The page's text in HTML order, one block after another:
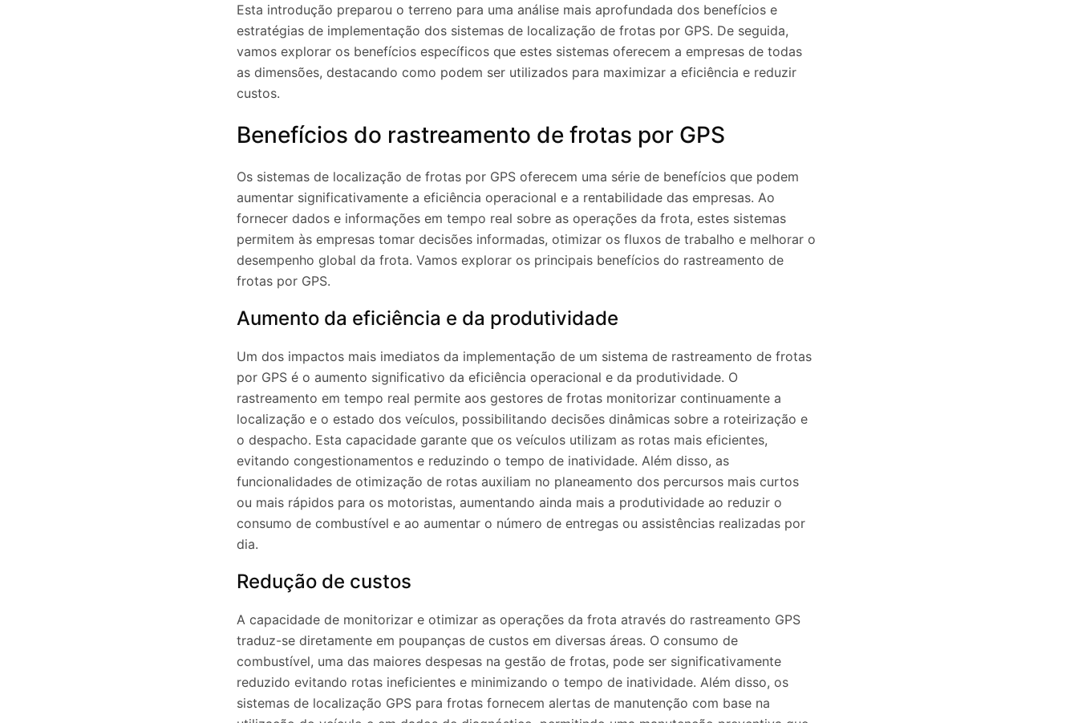
Esta introdução preparou o terreno para uma análise mais aprofundada dos benefícios e
estratégias de implementação dos sistemas de localização de frotas por GPS. De seguida,
vamos explorar os benefícios específicos que estes sistemas oferecem a empresas de todas
as dimensões, destacando como podem ser utilizados para maximizar a eficiência e reduzir
custos.
Benefícios do rastreamento de frotas por GPS
Os sistemas de localização de frotas por GPS oferecem uma série de benefícios que podem
aumentar significativamente a eficiência operacional e a rentabilidade das empresas. Ao
fornecer dados e informações em tempo real sobre as operações da frota, estes sistemas
permitem às empresas tomar decisões informadas, otimizar os fluxos de trabalho e melhorar o
desempenho global da frota. Vamos explorar os principais benefícios do rastreamento de
frotas por GPS.
Aumento da eficiência e da produtividade
Um dos impactos mais imediatos da implementação de um sistema de rastreamento de frotas
por GPS é o aumento significativo da eficiência operacional e da produtividade. O
rastreamento em tempo real permite aos gestores de frotas monitorizar continuamente a
localização e o estado dos veículos, possibilitando decisões dinâmicas sobre a roteirização e
o despacho. Esta capacidade garante que os veículos utilizam as rotas mais eficientes,
evitando congestionamentos e reduzindo o tempo de inatividade. Além disso, as
funcionalidades de otimização de rotas auxiliam no planeamento dos percursos mais curtos
ou mais rápidos para os motoristas, aumentando ainda mais a produtividade ao reduzir o
consumo de combustível e ao aumentar o número de entregas ou assistências realizadas por
dia.
Redução de custos
A capacidade de monitorizar e otimizar as operações da frota através do rastreamento GPS
traduz-se diretamente em poupanças de custos em diversas áreas. O consumo de
combustível, uma das maiores despesas na gestão de frotas, pode ser significativamente
reduzido evitando rotas ineficientes e minimizando o tempo de inatividade. Além disso, os
sistemas de localização GPS para frotas fornecem alertas de manutenção com base na